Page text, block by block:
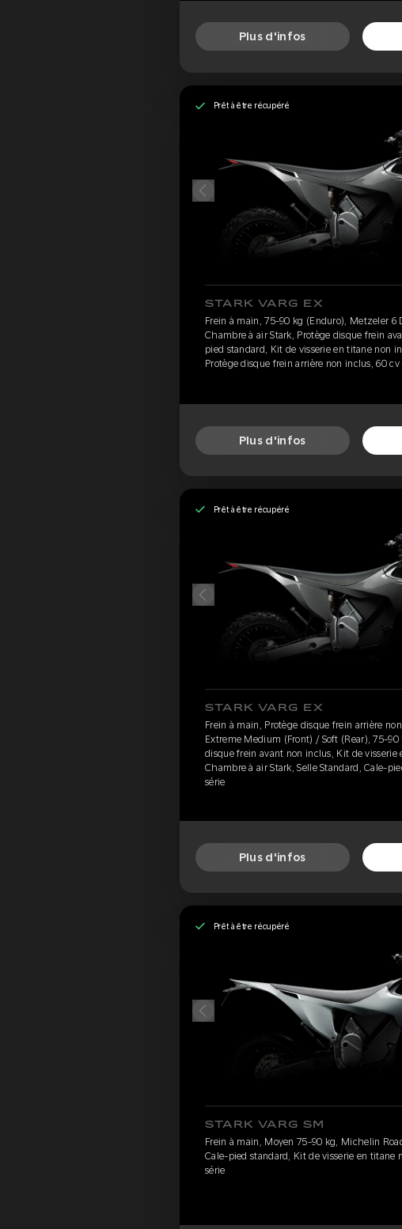
Plus d'infos
Prêt à être récupéré
STARK VARG EX
Frein à main, 75-90 kg (Enduro), Metzeler 6
Chambre à air Stark, Protège disque frein
pied standard, Kit de visserie en titane non
Protège disque frein arrière non inclus, 60 cv
Plus d'infos
Prêt à être récupéré
STARK VARG EX
Frein à main, Protège disque frein arrière
Extreme Medium (Front) / Soft (Rear), 75-
disque frein avant non inclus, Kit de visserie
Chambre à air Stark, Selle Standard, Cale-
série
Plus d'infos
Prêt à être récupéré
STARK VARG SM
Frein à main, Moyen 75-90 kg, Michelin
Cale-pied standard, Kit de visserie en titane
série